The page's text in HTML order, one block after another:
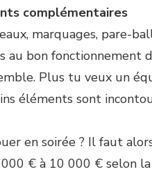
complémentaires
marquages, pare-
au bon
Plus tu veux un
éléments sont
en soirée ? Il faut
€ à 10 000 € selon